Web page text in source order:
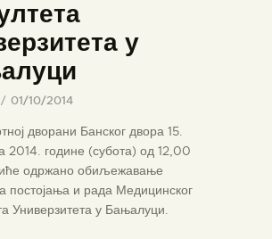
у
01/10/2014
дворани Банског двора 15.
2014. године (субота) од 12,00
одржано обиљежавање
постојања и рада Медицинског
Универзитета у Бањалуци.